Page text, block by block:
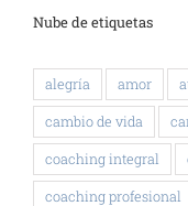
Nube de etiquetas
alegría amor
cambio de vida
coaching integral
coaching profesional